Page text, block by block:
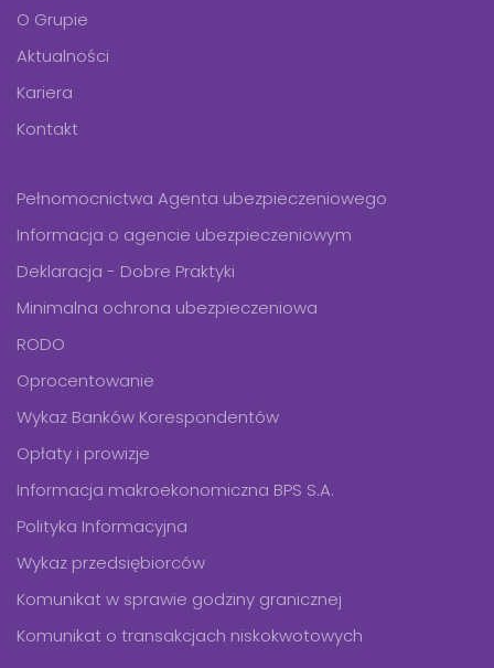
O Grupie
Aktualności
Kariera
Kontakt
Pełnomocnictwa Agenta ubezpieczeniowego
Informacja o agencie ubezpieczeniowym
Deklaracja - Dobre Praktyki
Minimalna ochrona ubezpieczeniowa
RODO
Oprocentowanie
Wykaz Banków Korespondentów
Opłaty i prowizje
Informacja makroekonomiczna BPS S.A.
Polityka Informacyjna
Wykaz przedsiębiorców
Komunikat w sprawie godziny granicznej
Komunikat o transakcjach niskokwotowych